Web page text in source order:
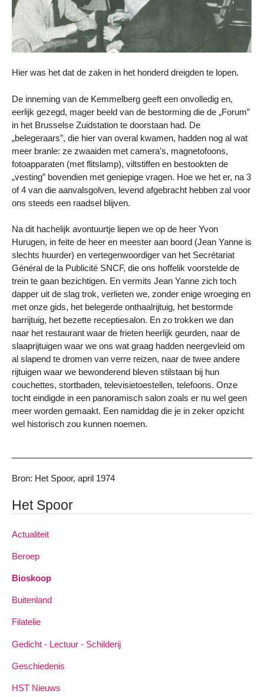
Hier was het dat de zaken in het honderd dreigden te lopen.
De inneming van de Kemmelberg geeft een onvolledig en,
eerlijk gezegd, mager beeld van de bestorming die de „Forum”
in het Brusselse Zuidstation te doorstaan had. De
„belegeraars”, die hier van overal kwamen, hadden nog al wat
meer branle: ze zwaaiden met camera’s, magnetofoons,
fotoapparaten (met flitslamp), viltstiffen en bestookten de
„vesting” bovendien met geniepige vragen. Hoe we het er, na 3
of 4 van die aanvalsgolven, levend afgebracht hebben zal voor
ons steeds een raadsel blijven.
Na dit hachelijk avontuurtje liepen we op de heer Yvon
Hurugen, in feite de heer en meester aan boord (Jean Yanne is
slechts huurder) en vertegenwoordiger van het Secrétariat
Général de la Publicité SNCF, die ons hoffelik voorstelde de
trein te gaan bezichtigen. En vermits Jean Yanne zich toch
dapper uit de slag trok, verlieten we, zonder enige wroeging en
met onze gids, het belegerde onthaalrijtuig, het bestormde
barrijtuig, het bezette receptiesalon. En zo trokken we dan
naar het restaurant waar de frieten heerlijk geurden, naar de
slaaprijtuigen waar we ons wat graag hadden neergevleid om
al slapend te dromen van verre reizen, naar de twee andere
rijtuigen waar we bewonderend bleven stilstaan bij hun
couchettes, stortbaden, televisietoestellen, telefoons. Onze
tocht eindigde in een panoramisch salon zoals er nu wel geen
meer worden gemaakt. Een namiddag die je in zeker opzicht
wel historisch zou kunnen noemen.
Bron: Het Spoor, april 1974
Het Spoor
Actualiteit
Beroep
Bioskoop
Buitenland
Filatelie
Gedicht - Lectuur - Schilderij
Geschiedenis
HST Nieuws